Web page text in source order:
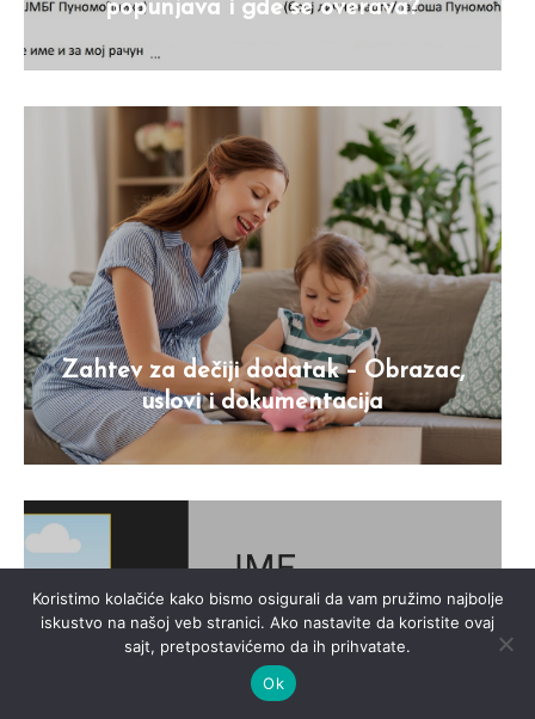
popunjava i gde se overava?
Zahtev za dečiji dodatak – Obrazac,
uslovi i dokumentacija
Koristimo kolačiće kako bismo osigurali da vam pružimo najbolje
iskustvo na našoj veb stranici. Ako nastavite da koristite ovaj
sajt, pretpostavićemo da ih prihvatate.
Ok